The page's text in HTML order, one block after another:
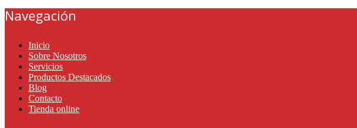
Navegación
Inicio
Sobre Nosotros
Servicios
Productos Destacados
Blog
Contacto
Tienda online